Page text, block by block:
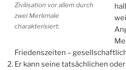
Zivilisation vor allem durch
zwei Merkmale
charakterisiert:
Friedenszeiten –
Er kann seine tatsächlichen